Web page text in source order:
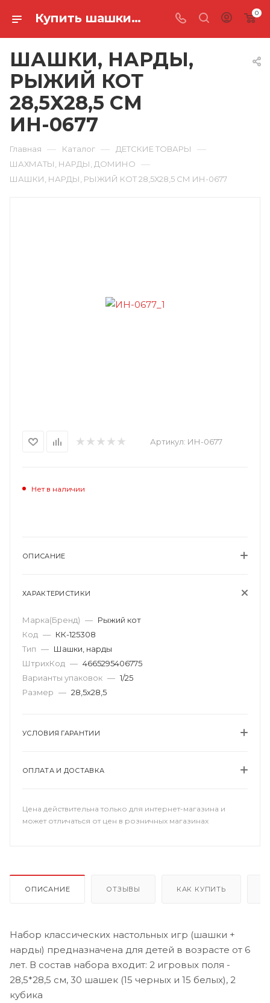
Купить шашки, нарды, рыжий кот 28,5х28,5 см ИН-0677 в Ростове-на-Дону 0
ШАШКИ, НАРДЫ,
РЫЖИЙ КОТ
28,5Х28,5 СМ
ИН-0677
Главная — Каталог — ДЕТСКИЕ ТОВАРЫ —
ШАХМАТЫ, НАРДЫ, ДОМИНО —
ШАШКИ, НАРДЫ, РЫЖИЙ КОТ 28,5Х28,5 СМ ИН-0677
Артикул: ИН-0677
Нет в наличии
ОПИСАНИЕ
ХАРАКТЕРИСТИКИ
Марка(Бренд) — Рыжий кот
Код — КК-125308
Тип — Шашки, нарды
ШтрихКод — 4665295406775
Варианты упаковок — 1/25
Размер — 28,5х28,5
УСЛОВИЯ ГАРАНТИИ
ОПЛАТА И ДОСТАВКА
Цена действительна только для интернет-магазина и
может отличаться от цен в розничных магазинах
ОПИСАНИЕ ОТЗЫВЫ КАК КУПИТЬ
Набор классических настольных игр (шашки +
нарды) предназначена для детей в возрасте от 6
лет. В состав набора входит: 2 игровых поля -
28,5*28,5 см, 30 шашек (15 черных и 15 белых), 2
кубика